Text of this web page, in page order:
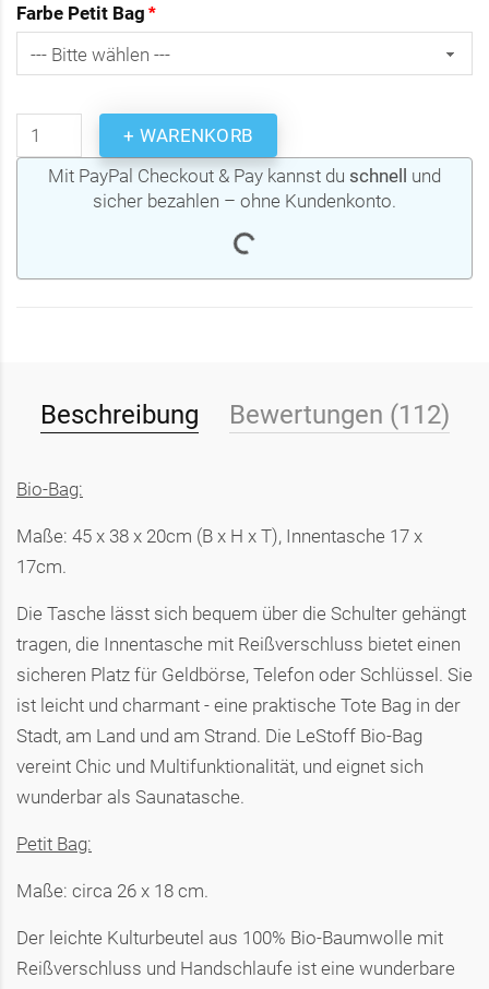
Farbe Petit Bag
+ WARENKORB
Mit PayPal Checkout & Pay kannst du schnell und
sicher bezahlen – ohne Kundenkonto.
Beschreibung Bewertungen (112)
Bio-Bag:
Maße: 45 x 38 x 20cm (B x H x T), Innentasche 17 x
17cm.
Die Tasche lässt sich bequem über die Schulter gehängt
tragen, die Innentasche mit Reißverschluss bietet einen
sicheren Platz für Geldbörse, Telefon oder Schlüssel. Sie
ist leicht und charmant - eine praktische Tote Bag in der
Stadt, am Land und am Strand. Die LeStoff Bio-Bag
vereint Chic und Multifunktionalität, und eignet sich
wunderbar als Saunatasche.
Petit Bag:
Maße: circa 26 x 18 cm.
Der leichte Kulturbeutel aus 100% Bio-Baumwolle mit
Reißverschluss und Handschlaufe ist eine wunderbare